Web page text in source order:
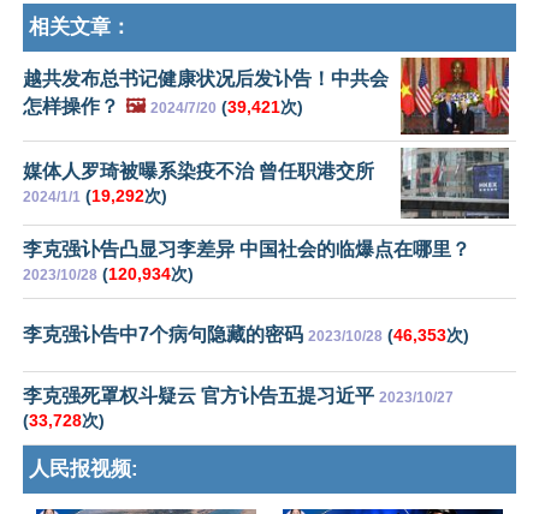
相关文章：
越共发布总书记健康状况后发讣告！中共会
怎样操作？ 🖼️ 2024/7/20 (39,421次)
媒体人罗琦被曝系染疫不治 曾任职港交所
2024/1/1 (19,292次)
李克强讣告凸显习李差异 中国社会的临爆点在哪里？
2023/10/28 (120,934次)
李克强讣告中7个病句隐藏的密码 2023/10/28 (46,353次)
李克强死罩权斗疑云 官方讣告五提习近平 2023/10/27
(33,728次)
人民报视频: